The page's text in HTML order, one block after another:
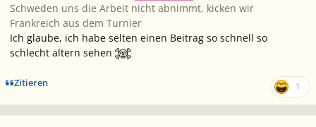
Schweden uns die Arbeit nicht abnimmt, kicken wir
Frankreich aus dem Turnier
Ich glaube, ich habe selten einen Beitrag so schnell so
schlecht altern sehen
Zitieren 1